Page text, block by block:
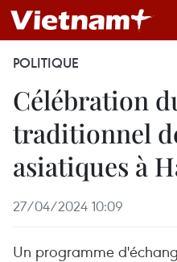
POLITIQUE
Célébration
traditionnel
asiatiques à
27/04/2024 10:09
Un programme